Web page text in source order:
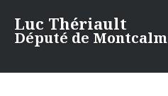
contenu
Luc Thériault
Député de Montcalm